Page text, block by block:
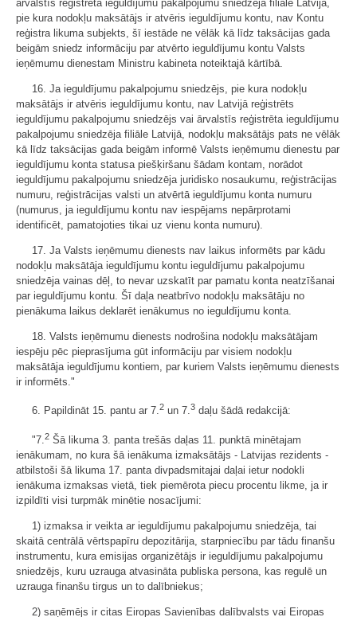
ārvalstīs reģistrēta ieguldījumu pakalpojumu sniedzēja filiāle Latvijā,
pie kura nodokļu maksātājs ir atvēris ieguldījumu kontu, nav Kontu
reģistra likuma subjekts, šī iestāde ne vēlāk kā līdz taksācijas gada
beigām sniedz informāciju par atvērto ieguldījumu kontu Valsts
ieņēmumu dienestam Ministru kabineta noteiktajā kārtībā.
16. Ja ieguldījumu pakalpojumu sniedzējs, pie kura nodokļu
maksātājs ir atvēris ieguldījumu kontu, nav Latvijā reģistrēts
ieguldījumu pakalpojumu sniedzējs vai ārvalstīs reģistrēta ieguldījumu
pakalpojumu sniedzēja filiāle Latvijā, nodokļu maksātājs pats ne vēlāk
kā līdz taksācijas gada beigām informē Valsts ieņēmumu dienestu par
ieguldījumu konta statusa piešķiršanu šādam kontam, norādot
ieguldījumu pakalpojumu sniedzēja juridisko nosaukumu, reģistrācijas
numuru, reģistrācijas valsti un atvērtā ieguldījumu konta numuru
(numurus, ja ieguldījumu kontu nav iespējams nepārprotami
identificēt, pamatojoties tikai uz vienu konta numuru).
17. Ja Valsts ieņēmumu dienests nav laikus informēts par kādu
nodokļu maksātāja ieguldījumu kontu ieguldījumu pakalpojumu
sniedzēja vainas dēļ, to nevar uzskatīt par pamatu konta neatzīšanai
par ieguldījumu kontu. Šī daļa neatbrīvo nodokļu maksātāju no
pienākuma laikus deklarēt ienākumus no ieguldījumu konta.
18. Valsts ieņēmumu dienests nodrošina nodokļu maksātājam
iespēju pēc pieprasījuma gūt informāciju par visiem nodokļu
maksātāja ieguldījumu kontiem, par kuriem Valsts ieņēmumu dienests
ir informēts."
6. Papildināt 15. pantu ar 7.2 un 7.3 daļu šādā redakcijā:
"7. 2 Šā likuma 3. panta trešās daļas 11. punktā minētajam
ienākumam, no kura šā ienākuma izmaksātājs - Latvijas rezidents -
atbilstoši šā likuma 17. panta divpadsmitajai daļai ietur nodokli
ienākuma izmaksas vietā, tiek piemērota piecu procentu likme, ja ir
izpildīti visi turpmāk minētie nosacījumi:
1) izmaksa ir veikta ar ieguldījumu pakalpojumu sniedzēja, tai
skaitā centrālā vērtspapīru depozitārija, starpniecību par tādu finanšu
instrumentu, kura emisijas organizētājs ir ieguldījumu pakalpojumu
sniedzējs, kuru uzrauga atvasināta publiska persona, kas regulē un
uzrauga finanšu tirgus un to dalībniekus;
2) saņēmējs ir citas Eiropas Savienības dalībvalsts vai Eiropas